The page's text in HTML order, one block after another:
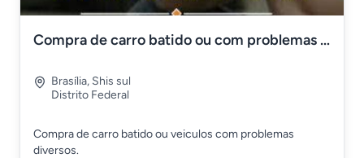
Compra de carro batido ou com problemas em geral
Brasília, Shis sul
Distrito Federal
Compra de carro batido ou veiculos com problemas
diversos.